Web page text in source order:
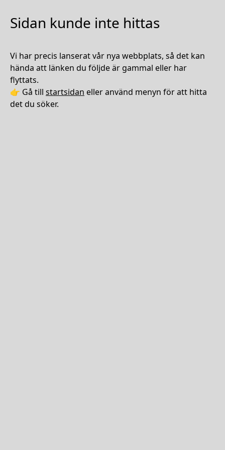
Sidan kunde inte hittas
Vi har precis lanserat vår nya webbplats, så det kan
hända att länken du följde är gammal eller har
flyttats.
👉 Gå till startsidan eller använd menyn för att hitta
det du söker.